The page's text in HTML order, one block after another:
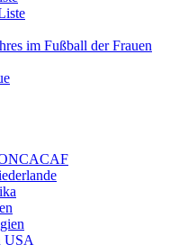
im Fußball der Frauen
USA